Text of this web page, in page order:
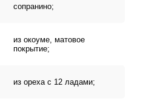
сопранино;
из окоуме, матовое
покрытие;
из ореха с 12 ладами;